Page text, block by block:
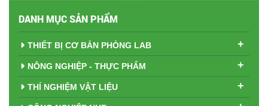
DANH MỤC SẢN PHẨM
THIẾT BỊ CƠ BẢN PHÒNG LAB +
NÔNG NGHIỆP - THỰC PHẨM +
THÍ NGHIỆM VẬT LIỆU +